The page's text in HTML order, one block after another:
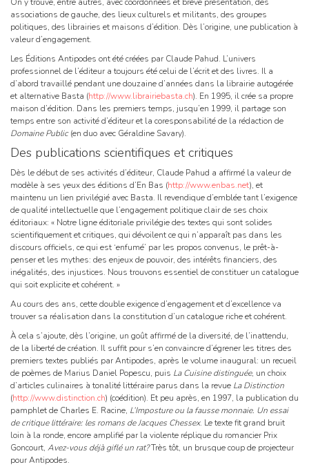
On y trouve, entre autres, avec coordonnées et brève présentation, des
associations de gauche, des lieux culturels et militants, des groupes
politiques, des librairies et maisons d’édition. Dès l’origine, une publication à
valeur d’engagement.
Les Éditions Antipodes ont été créées par Claude Pahud. L’univers
professionnel de l’éditeur a toujours été celui de l’écrit et des livres. Il a
d’abord travaillé pendant une douzaine d’années dans la librairie autogérée
et alternative Basta (http://www.librairiebasta.ch). En 1995, il crée sa propre
maison d’édition. Dans les premiers temps, jusqu’en 1999, il partage son
temps entre son activité d’éditeur et la coresponsabilité de la rédaction de
Domaine Public(en duo avec Géraldine Savary).
Des publications scientifiques et critiques
Dès le début de ses activités d’éditeur, Claude Pahud a affirmé la valeur de
modèle à ses yeux des éditions d’En Bas (http://www.enbas.net), et
maintenu un lien privilégié avec Basta. Il revendique d’emblée tant l’exigence
de qualité intellectuelle que l’engagement politique clair de ses choix
éditoriaux: « Notre ligne éditoriale privilégie des textes qui sont solides
scientifiquement et critiques, qui dévoilent ce qui n’apparaît pas dans les
discours officiels, ce qui est ‘enfumé’ par les propos convenus, le prêt-à-
penser et les mythes: des enjeux de pouvoir, des intérêts financiers, des
inégalités, des injustices. Nous trouvons essentiel de constituer un catalogue
qui soit explicite et cohérent. »
Au cours des ans, cette double exigence d’engagement et d’excellence va
trouver sa réalisation dans la constitution d’un catalogue riche et cohérent.
À cela s’ajoute, dès l’origine, un goût affirmé de la diversité, de l’inattendu,
de la liberté de création. Il suffit pour s’en convaincre d’égrener les titres des
premiers textes publiés par Antipodes, après le volume inaugural: un recueil
de poèmes de Marius Daniel Popescu, puis La Cuisine distinguée, un choix
d’articles culinaires à tonalité littéraire parus dans la revue La Distinction
(http://www.distinction.ch) (coédition). Et peu après, en 1997, la publication du
pamphlet de Charles E. Racine, L’Imposture ou la fausse monnaie. Un essai
de critique littéraire: les romans de Jacques Chessex. Le texte fit grand bruit
loin à la ronde, encore amplifié par la violente réplique du romancier Prix
Goncourt, Avez-vous déjà giflé un rat?Très tôt, un brusque coup de projecteur
pour Antipodes.